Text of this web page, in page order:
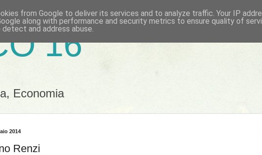
16
Economia
2014
Renzi
from Google to deliver its services and to analyze traffic. Your IP
along with performance and security metrics to ensure quality of
and address abuse.